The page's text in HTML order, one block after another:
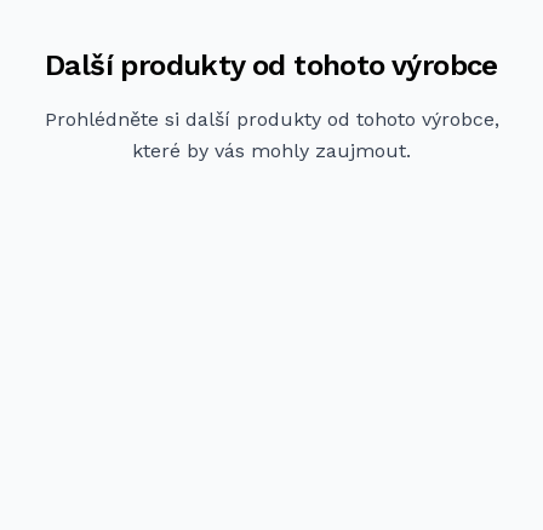
Další produkty od tohoto výrobce
Prohlédněte si další produkty od tohoto výrobce,
které by vás mohly zaujmout.